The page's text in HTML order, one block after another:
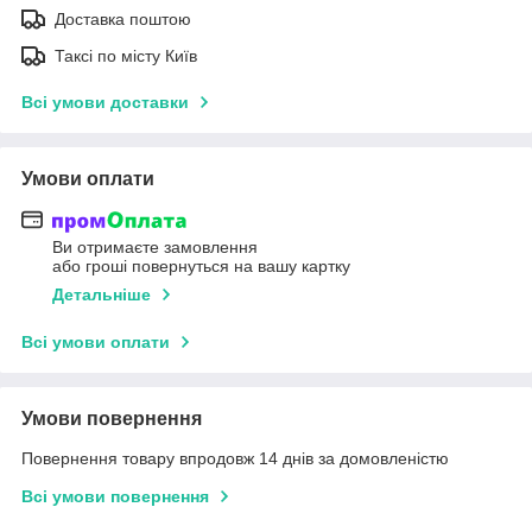
Доставка поштою
Таксі по місту Київ
Всі умови доставки
Умови оплати
Ви отримаєте замовлення
або гроші повернуться на вашу картку
Детальніше
Всі умови оплати
Умови повернення
Повернення товару впродовж 14 днів за домовленістю
Всі умови повернення